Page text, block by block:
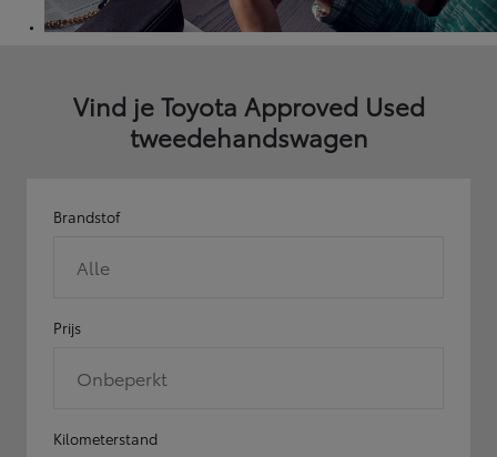
Vind je Toyota Approved Used
tweedehandswagen
Brandstof
Alle
Prijs
Onbeperkt
Kilometerstand